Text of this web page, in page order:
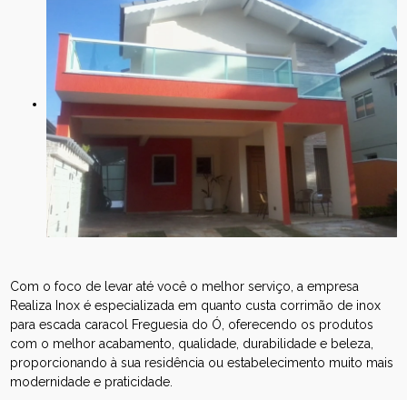
Com o foco de levar até você o melhor serviço, a empresa
Realiza Inox é especializada em quanto custa corrimão de inox
para escada caracol Freguesia do Ó, oferecendo os produtos
com o melhor acabamento, qualidade, durabilidade e beleza,
proporcionando à sua residência ou estabelecimento muito mais
modernidade e praticidade.